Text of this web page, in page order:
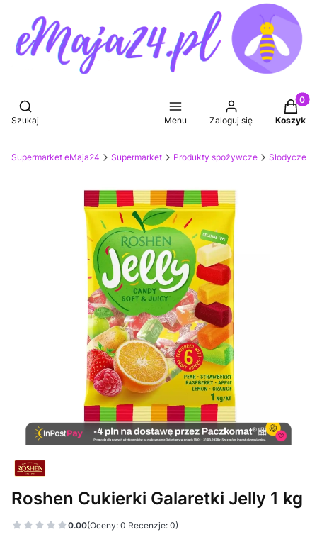
Otwórz wyszukiwarkę
Szukaj Menu Zaloguj się Koszyk
Supermarket eMaja24 Supermarket Produkty spożywcze Słodycze,
Roshen Cukierki Galaretki Jelly 1 kg
0.00(Oceny: 0 Recenzje: 0)